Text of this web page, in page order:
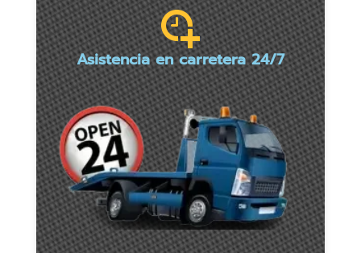
Asistencia en carretera 24/7